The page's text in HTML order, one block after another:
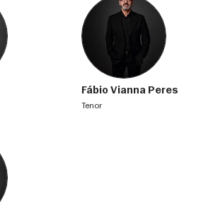
Fábio Vianna Peres
tenor